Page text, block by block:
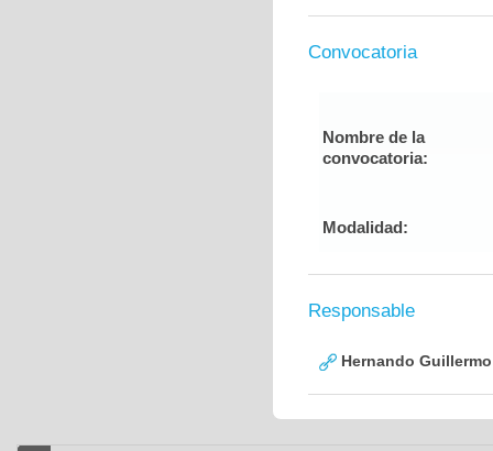
Convocatoria
Nombre de la
convocatoria:
Modalidad:
Responsable
Hernando